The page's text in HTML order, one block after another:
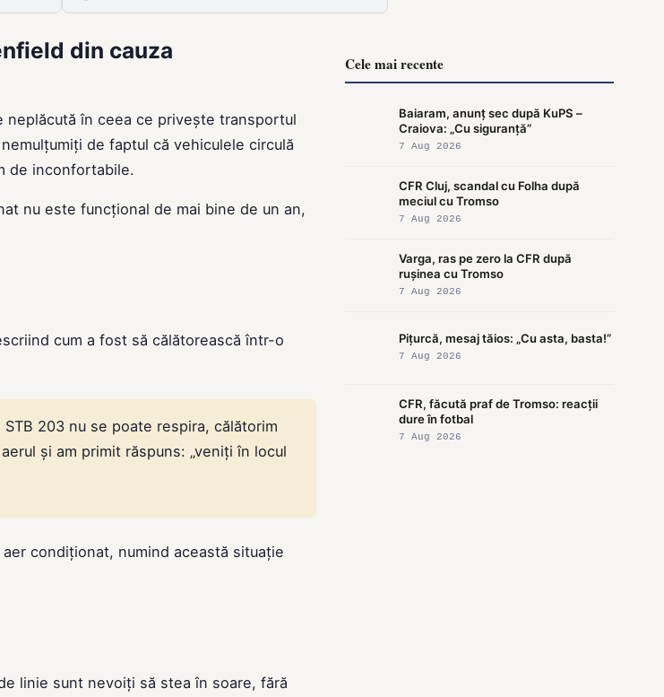
din cauza
în ceea ce privește transportul
de faptul că vehiculele circulă
de inconfortabile.
nu este funcțional de mai bine de un an,
cum a fost să călătorească într-o
203 nu se poate respira, călătorim
și am primit răspuns: „veniți în locul
condiționat, numind această situație
linie sunt nevoiți să stea în soare, fără
Cele mai recente
Baiaram, anunț sec după KuPS –
Craiova: „Cu siguranță”
7 Aug 2026
CFR Cluj, scandal cu Folha după
meciul cu Tromso
7 Aug 2026
Varga, ras pe zero la CFR după
rușinea cu Tromso
7 Aug 2026
Pițurcă, mesaj tăios: „Cu asta, basta!”
7 Aug 2026
CFR, făcută praf de Tromso: reacții
dure în fotbal
7 Aug 2026